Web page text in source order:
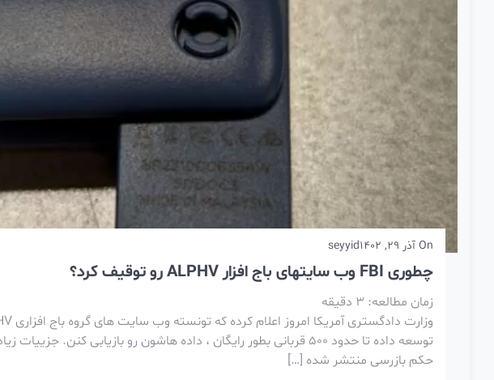
On آذر 29, 1402 seyyid
چطوری FBI وب سایتهای باج افزار ALPHV رو توقیف کرد؟
زمان مطالعه: 3 دقیقه
توسعه داده تا حدود 500 قربانی بطور رایگان ، داده هاشون رو بازیابی کنن.
حکم بازرسی منتشر شده […]